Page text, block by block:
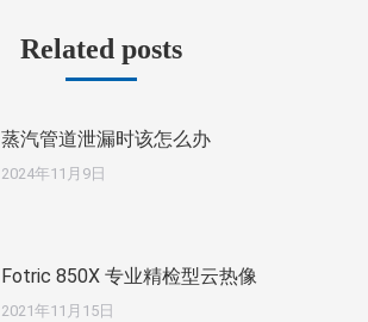
章：
Related posts
蒸汽管道泄漏时该怎么办
2024年11月9日
Fotric 850X 专业精检型云热像
2021年11月15日